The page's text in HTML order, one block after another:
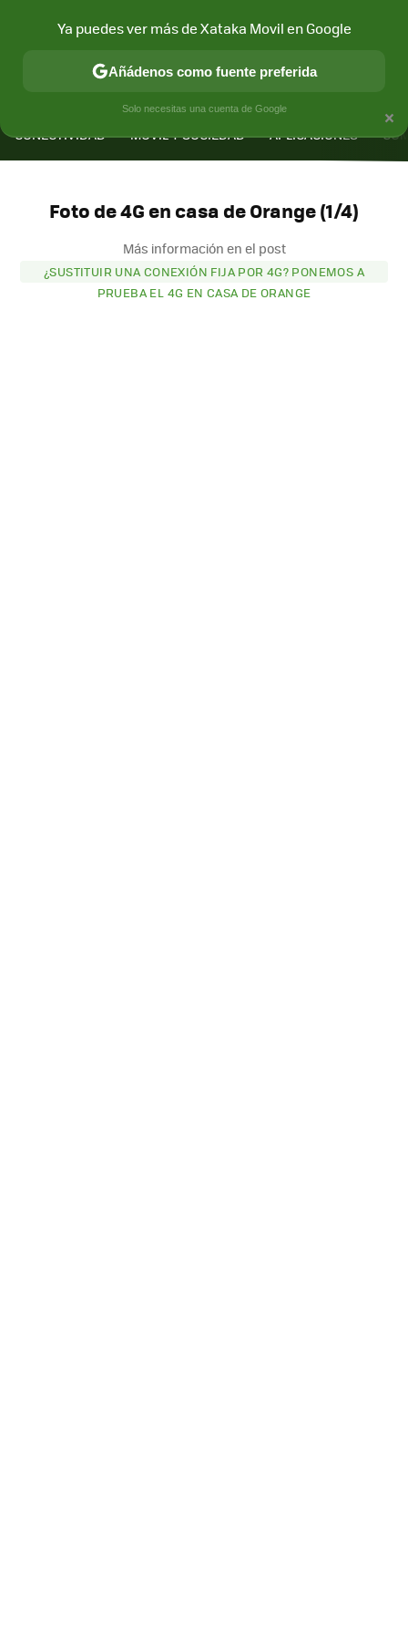
CONECTIVIDAD MÓVIL Y SOCIEDAD APLICACIONES
Foto de 4G en casa de Orange (1/4)
Más información en el post
¿SUSTITUIR UNA CONEXIÓN FIJA POR 4G? PONEMOS A
PRUEBA EL 4G EN CASA DE ORANGE
×
Ya puedes ver más de Xataka Movil en Google
Añádenos como fuente preferida
Solo necesitas una cuenta de Google